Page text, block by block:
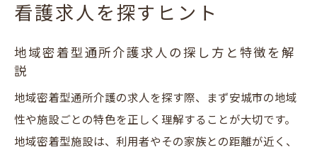
通所介護求人で注目すべき職場環境の条件
比較
見
地域密着型通所介護で活かせる看護職員の
経験
看護求人を探すヒント
地域密着型通所介護求人の探し方と特徴を解
説
地域密着型通所介護の求人を探す際、まず安城市の地域
性や施設ごとの特色を正しく理解することが大切です。
地域密着型施設は、利用者やその家族との距離が近く、